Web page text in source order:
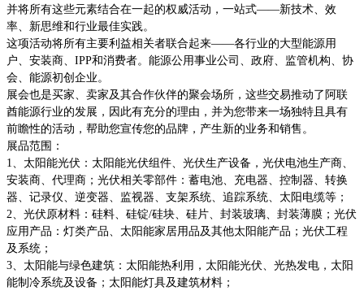
并将所有这些元素结合在一起的权威活动，一站式——新技术、效
率、新思维和行业最佳实践。
这项活动将所有主要利益相关者联合起来——各行业的大型能源用
户、安装商、IPP和消费者。能源公用事业公司、政府、监管机构、协
会、能源初创企业。
展会也是买家、卖家及其合作伙伴的聚会场所，这些交易推动了阿联
酋能源行业的发展，因此有充分的理由，并为您带来一场独特且具有
前瞻性的活动，帮助您宣传您的品牌，产生新的业务和销售。
展品范围：
1、太阳能光伏：太阳能光伏组件、光伏生产设备，光伏电池生产商、
安装商、代理商；光伏相关零部件：蓄电池、充电器、控制器、转换
器、记录仪、逆变器、监视器、支架系统、追踪系统、太阳电缆等；
2、光伏原材料：硅料、硅锭/硅块、硅片、封装玻璃、封装薄膜；光伏
应用产品：灯类产品、太阳能家居用品及其他太阳能产品；光伏工程
及系统；
3、太阳能与绿色建筑：太阳能热利用，太阳能光伏、光热发电，太阳
能制冷系统及设备；太阳能灯具及建筑材料；